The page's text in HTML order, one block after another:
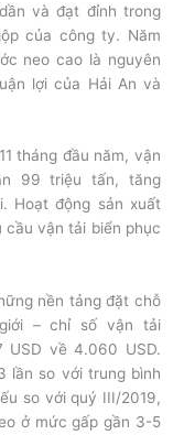
và đạt đỉnh trong
của công ty. Năm
neo cao là nguyên
lợi của Hải An và
tháng đầu năm, vận
99 triệu tấn, tăng
Hoạt động sản xuất
vận tải biển phục
nền tảng đặt chỗ
– chỉ số vận tải
về 4.060 USD.
lần so với trung bình
so với quý III/2019,
ở mức gấp gần 3-5